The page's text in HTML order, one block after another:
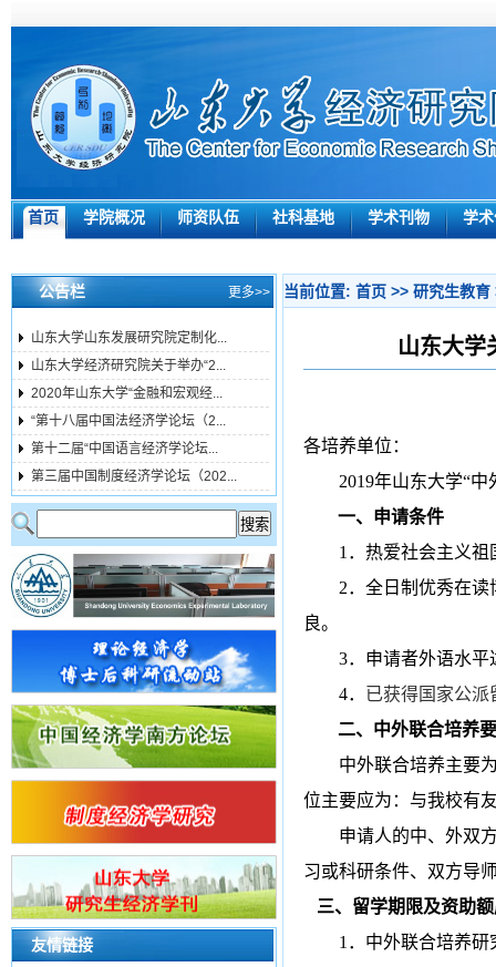
首页 学院概况 师资队伍 社科基地 学术刊物 学
公告栏 更多>>
山东大学山东发展研究院定制化...
山东大学经济研究院关于举办“2...
2020年山东大学“金融和宏观经...
“第十八届中国法经济学论坛（2...
第十二届“中国语言经济学论坛...
第三届中国制度经济学论坛（202...
友情链接
当前位置: 首页 >> 研究生教育
山东大学
各培养单位：
2019年山东大学“中
一、申请条件
1 ．热爱社会主义祖
2．全日制优秀在
良。
3．申请者外语水
4．
已获得国家公
二、中外联合培养
中外联合培养主要
位主要应为：与我校有
申请人的中、外双
习或科研条件、双方导
三、留学期限及资助
1 ．中外联合培养